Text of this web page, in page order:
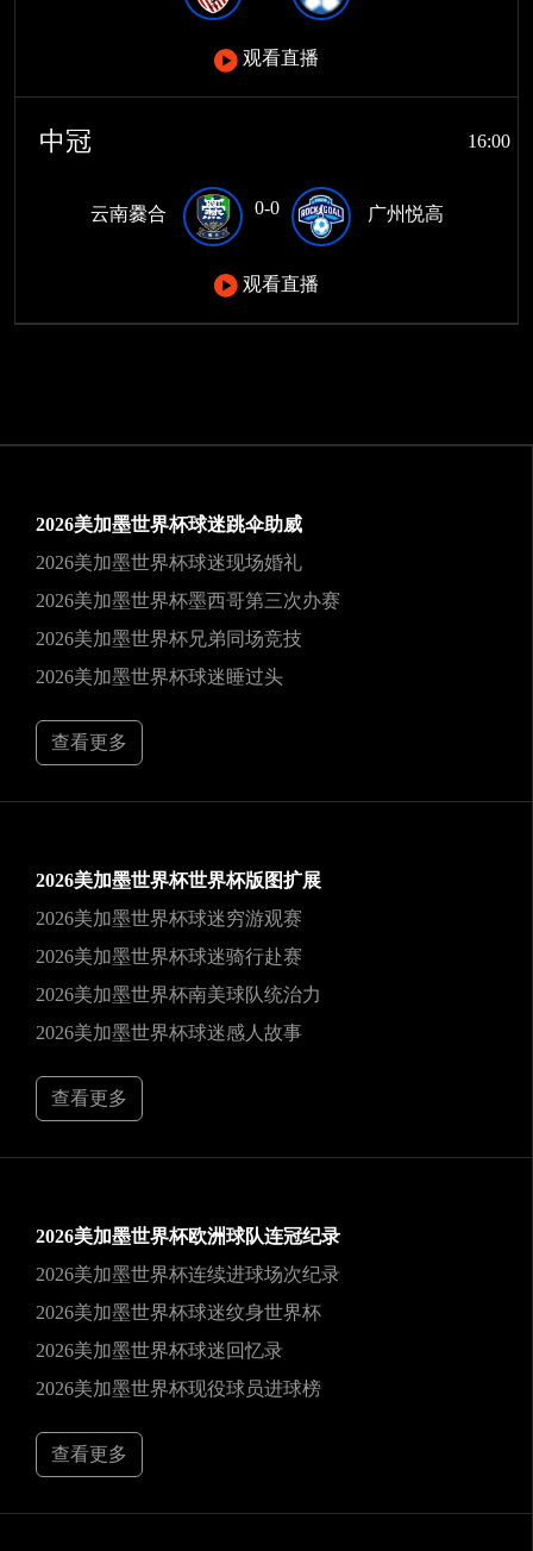
观看直播
中冠 16:00
云南爨合 0-0 广州悦高
观看直播
2026美加墨世界杯球迷跳伞助威
2026美加墨世界杯球迷现场婚礼
2026美加墨世界杯墨西哥第三次办赛
2026美加墨世界杯兄弟同场竞技
2026美加墨世界杯球迷睡过头
查看更多
2026美加墨世界杯世界杯版图扩展
2026美加墨世界杯球迷穷游观赛
2026美加墨世界杯球迷骑行赴赛
2026美加墨世界杯南美球队统治力
2026美加墨世界杯球迷感人故事
查看更多
2026美加墨世界杯欧洲球队连冠纪录
2026美加墨世界杯连续进球场次纪录
2026美加墨世界杯球迷纹身世界杯
2026美加墨世界杯球迷回忆录
2026美加墨世界杯现役球员进球榜
查看更多